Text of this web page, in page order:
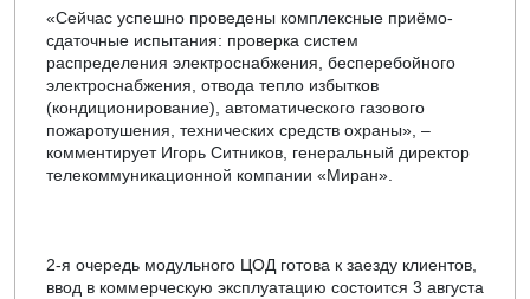
«Сейчас успешно проведены комплексные приёмо-
сдаточные испытания: проверка систем
распределения электроснабжения, бесперебойного
электроснабжения, отвода тепло избытков
(кондиционирование), автоматического газового
пожаротушения, технических средств охраны», –
комментирует Игорь Ситников, генеральный директор
телекоммуникационной компании «Миран».
2-я очередь модульного ЦОД готова к заезду клиентов,
ввод в коммерческую эксплуатацию состоится 3 августа